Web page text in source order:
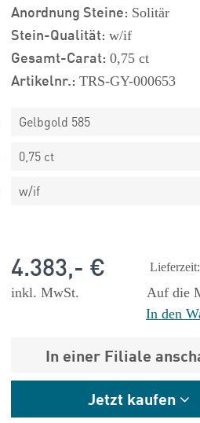
Anordnung Steine: Solitär
Stein-Qualität: w/if
Gesamt-Carat: 0,75 ct
Artikelnr.: TRS-GY-000653
Gelbgold 585
0,75 ct
w/if
4.383,- €
inkl. MwSt.
Auf die
In den
In einer Filiale
Jetzt kaufen